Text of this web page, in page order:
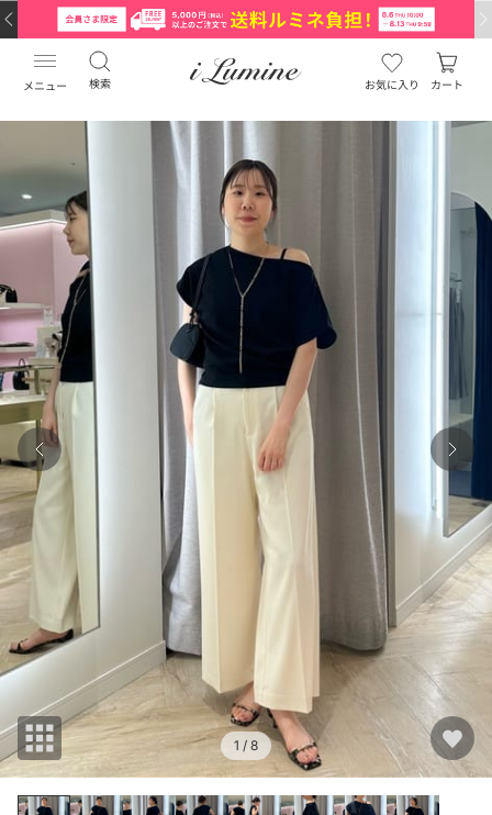
メニュー 検索 お気に入り カート
1 / 8